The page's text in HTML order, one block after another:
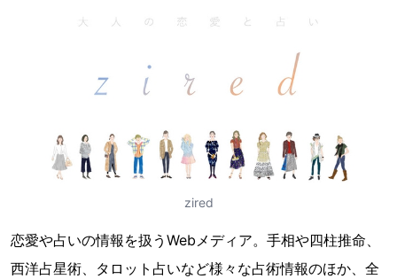
zired
恋愛や占いの情報を扱うWebメディア。手相や四柱推命、
西洋占星術、タロット占いなど様々な占術情報のほか、全